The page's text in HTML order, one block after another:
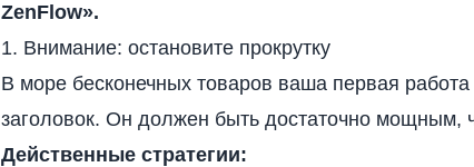
ZenFlow».
1. Внимание: остановите прокрутку
В море бесконечных товаров ваша первая
заголовок. Он должен быть достаточно мощным,
Действенные стратегии: